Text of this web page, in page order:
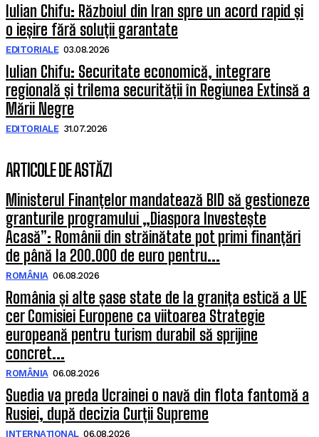
Iulian Chifu: Războiul din Iran spre un acord rapid și
o ieșire fără soluții garantate
EDITORIALE 03.08.2026
Iulian Chifu: Securitate economică, integrare
regională și trilema securității în Regiunea Extinsă a
Mării Negre
EDITORIALE 31.07.2026
ARTICOLE DE ASTĂZI
Ministerul Finanțelor mandatează BID să gestioneze
granturile programului „Diaspora Investește
Acasă”: Românii din străinătate pot primi finanțări
de până la 200.000 de euro pentru...
ROMÂNIA 06.08.2026
România și alte șase state de la granița estică a UE
cer Comisiei Europene ca viitoarea Strategie
europeană pentru turism durabil să sprijine
concret...
ROMÂNIA 06.08.2026
Suedia va preda Ucrainei o navă din flota fantomă a
Rusiei, după decizia Curții Supreme
INTERNAȚIONAL 06.08.2026